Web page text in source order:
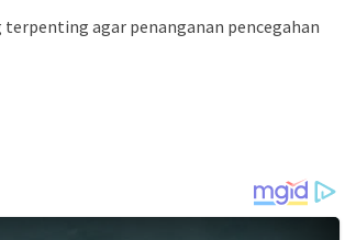
terpenting agar penanganan pencegahan